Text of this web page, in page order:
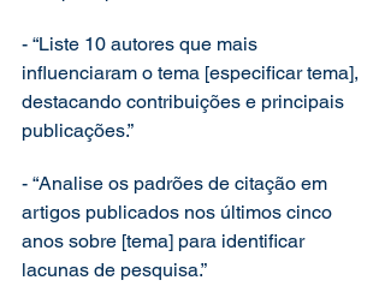
- “Liste 10 autores que mais
influenciaram o tema [especificar tema],
destacando contribuições e principais
publicações.”
- “Analise os padrões de citação em
artigos publicados nos últimos cinco
anos sobre [tema] para identificar
lacunas de pesquisa.”